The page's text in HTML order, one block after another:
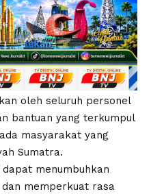
oleh seluruh personel
bantuan yang terkumpul
masyarakat yang
Sumatra.
menumbuhkan
memperkuat rasa